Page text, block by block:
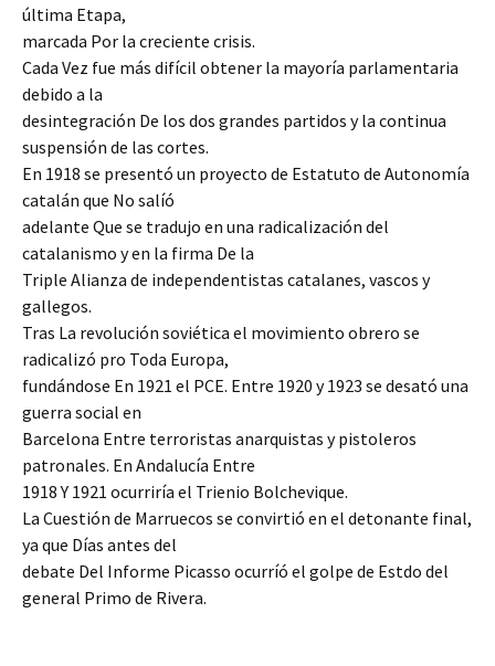
última Etapa,
marcada Por la creciente crisis.
Cada Vez fue más difícil obtener la mayoría parlamentaria
debido a la
desintegración De los dos grandes partidos y la continua
suspensión de las cortes.
En 1918 se presentó un proyecto de Estatuto de Autonomía
catalán que No salíó
adelante Que se tradujo en una radicalización del
catalanismo y en la firma De la
Triple Alianza de independentistas catalanes, vascos y
gallegos.
Tras La revolución soviética el movimiento obrero se
radicalizó pro Toda Europa,
fundándose En 1921 el PCE. Entre 1920 y 1923 se desató una
guerra social en
Barcelona Entre terroristas anarquistas y pistoleros
patronales. En Andalucía Entre
1918 Y 1921 ocurriría el Trienio Bolchevique.
La Cuestión de Marruecos se convirtió en el detonante final,
ya que Días antes del
debate Del Informe Picasso ocurríó el golpe de Estdo del
general Primo de Rivera.